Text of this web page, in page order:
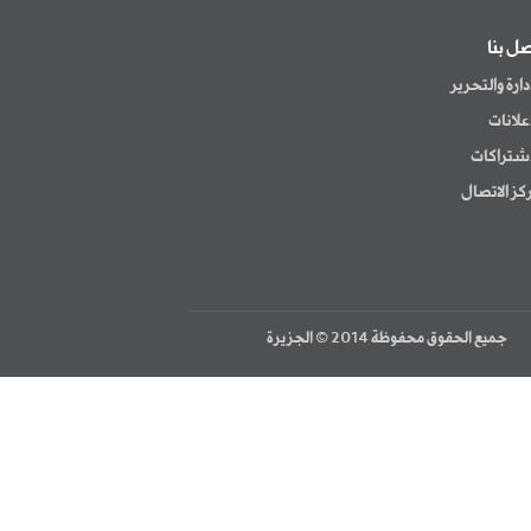
بنا
والتحرير
الاتصال
جميع الحقوق محفوظة 2014 © الجزيرة